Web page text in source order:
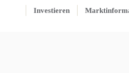
Investieren